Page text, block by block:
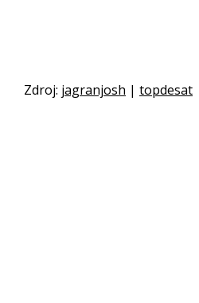
Zdroj: jagranjosh | topdesat